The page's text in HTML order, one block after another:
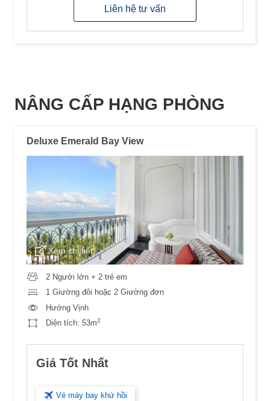
Liên hệ tư vấn
NÂNG CẤP HẠNG PHÒNG
Deluxe Emerald Bay View
Xem chi tiết
2 Người lớn + 2 trẻ em
1 Giường đôi hoặc 2 Giường đơn
Hướng Vịnh
Diện tích: 53m2
Giá Tốt Nhất
Vé máy bay khứ hồi